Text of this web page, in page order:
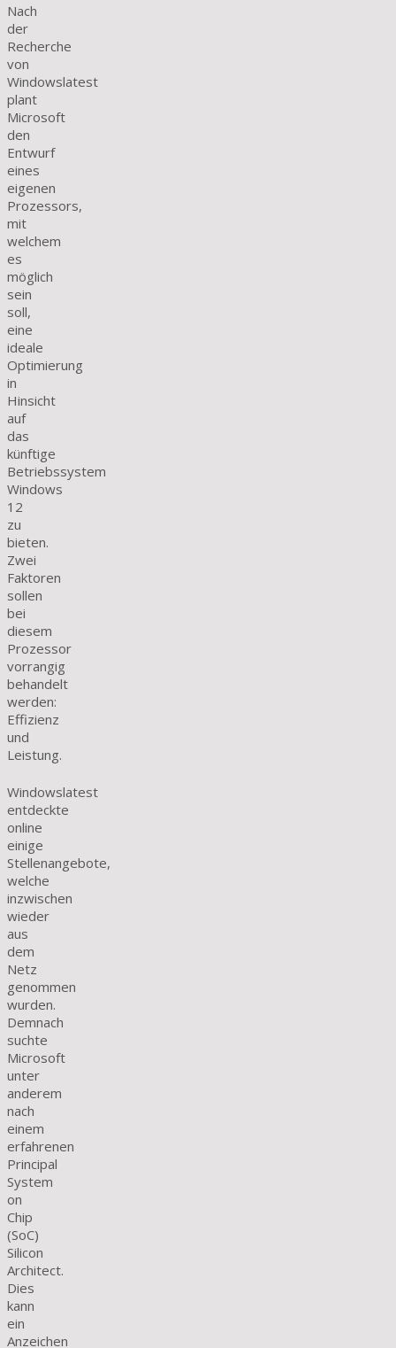
Nach
der
Recherche
von
Windowslatest
plant
Microsoft
den
Entwurf
eines
eigenen
Prozessors,
mit
welchem
es
möglich
sein
soll,
eine
ideale
Optimierung
in
Hinsicht
auf
das
künftige
Betriebssystem
Windows
12
zu
bieten.
Zwei
Faktoren
sollen
bei
diesem
Prozessor
vorrangig
behandelt
werden:
Effizienz
und
Leistung.
Windowslatest
entdeckte
online
einige
Stellenangebote,
welche
inzwischen
wieder
aus
dem
Netz
genommen
wurden.
Demnach
suchte
Microsoft
unter
anderem
nach
einem
erfahrenen
Principal
System
on
Chip
(SoC)
Silicon
Architect.
Dies
kann
ein
Anzeichen